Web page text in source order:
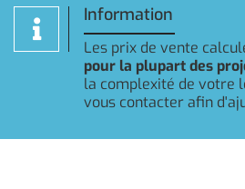
Information
Les prix de vente
pour la plupart des
la complexité de votre
vous contacter afin